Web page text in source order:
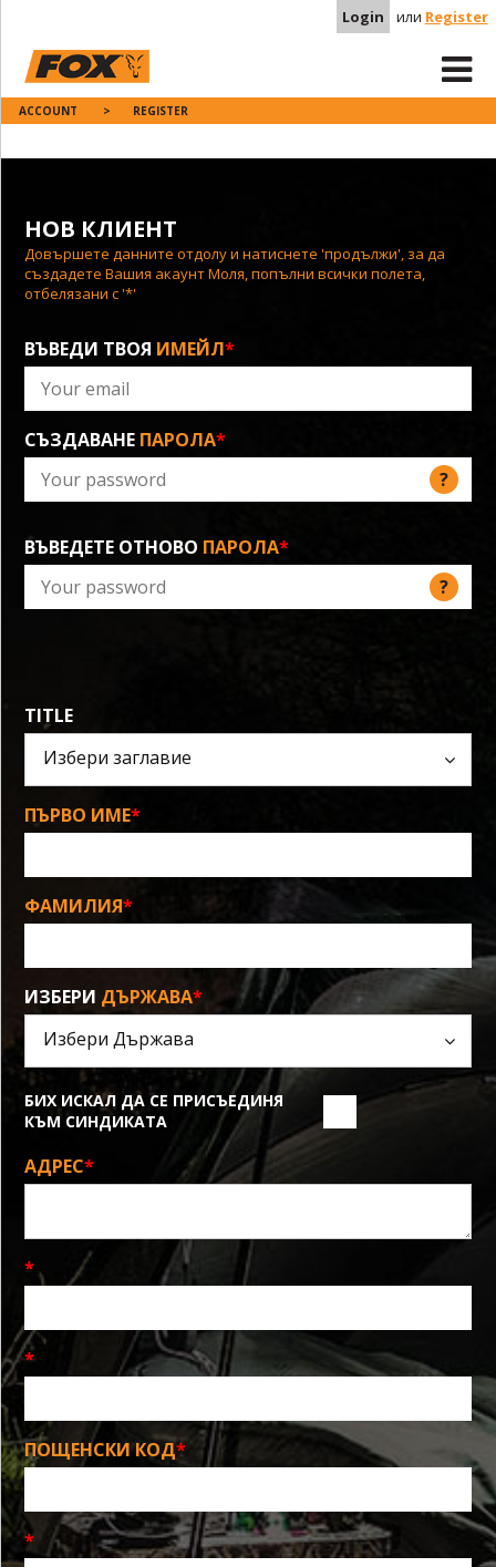
Login или Register
ACCOUNT > REGISTER
НОВ КЛИЕНТ
Довършете данните отдолу и натиснете 'продължи', за да
създадете Вашия акаунт Моля, попълни всички полета,
отбелязани с '*'
ВЪВЕДИ ТВОЯ ИМЕЙЛ*
СЪЗДАВАНЕ ПАРОЛА*
?
ВЪВЕДЕТЕ ОТНОВО ПАРОЛА*
?
TITLE
ПЪРВО ИМЕ*
ФАМИЛИЯ*
ИЗБЕРИ ДЪРЖАВА*
БИХ ИСКАЛ ДА СЕ ПРИСЪЕДИНЯ
КЪМ СИНДИКАТА
АДРЕС*
*
*
ПОЩЕНСКИ КОД*
*